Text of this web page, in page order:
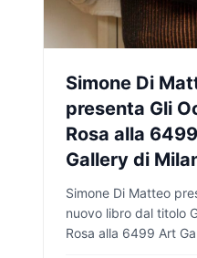
Simone Di
presenta Gli
Rosa alla
Gallery di
Simone Di Matteo
nuovo libro dal titolo
Rosa alla 6499 Art